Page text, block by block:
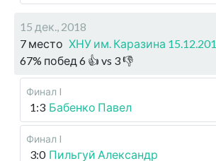
15 дек., 2018
7 место ХНУ им. Каразина
67% побед 6 👍 vs 3👎
Финал I
1:3 Бабенко Павел
Финал I
3:0 Пильгуй Александр